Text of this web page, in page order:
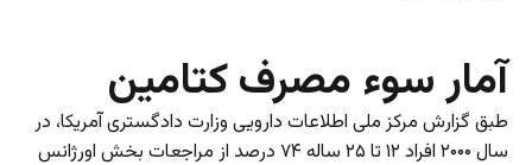
آمار سوء مصرف کتامین
طبق گزارش مرکز ملی اطلاعات دارویی وزارت دادگستری آمریکا، در
سال ۲۰۰۰ افراد ۱۲ تا ۲۵ ساله ۷۴ درصد از مراجعات بخش اورژانس